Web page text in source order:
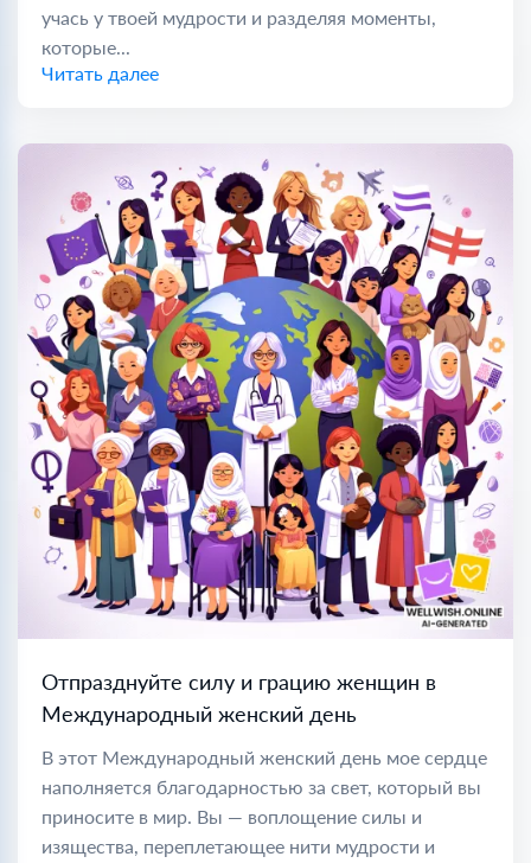
учась у твоей мудрости и разделяя моменты,
которые...
Читать далее
Отпразднуйте силу и грацию женщин в
Международный женский день
В этот Международный женский день мое сердце
наполняется благодарностью за свет, который вы
приносите в мир. Вы — воплощение силы и
изящества, переплетающее нити мудрости и